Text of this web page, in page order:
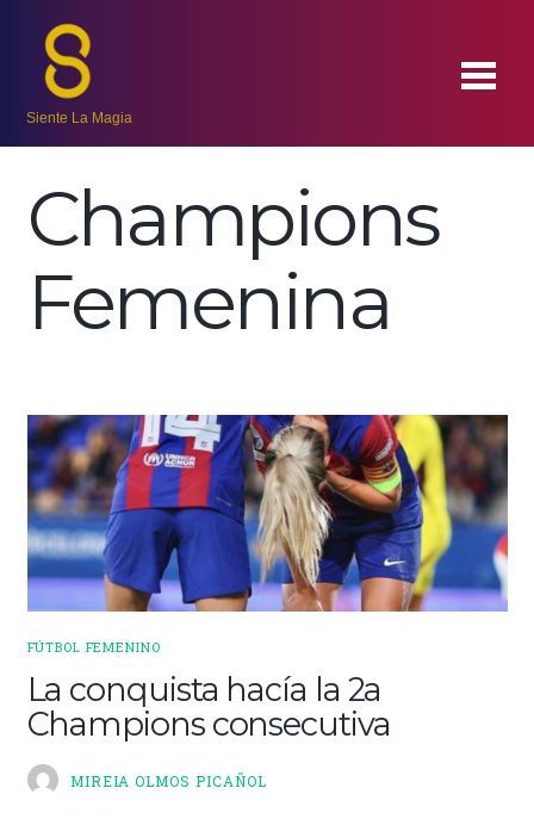
Siente La Magia
Champions
Femenina
FÚTBOL FEMENINO
La conquista hacía la 2a
Champions consecutiva
MIREIA OLMOS PICAÑOL